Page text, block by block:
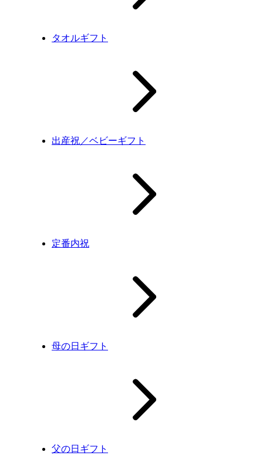
タオルギフト
出産祝／ベビーギフト
定番内祝
母の日ギフト
父の日ギフト